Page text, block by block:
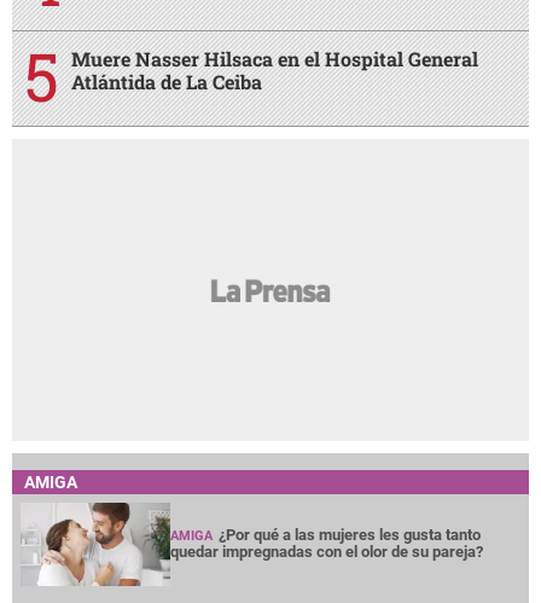
Muere Nasser Hilsaca en el Hospital General
Atlántida de La Ceiba
AMIGA
AMIGA ¿Por qué a las mujeres les gusta tanto
quedar impregnadas con el olor de su pareja?